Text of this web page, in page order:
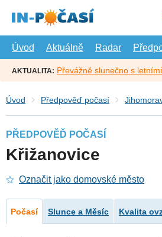
hlavní
Úvod
Aktuálně Radar
AKTUALITA: Převážně slunečno s
Úvod Předpověď počasí
PŘEDPOVĚĎ POČASÍ
Křižanovice
Označit jako domovské město
Počasí Slunce a Měsíc Kvalita